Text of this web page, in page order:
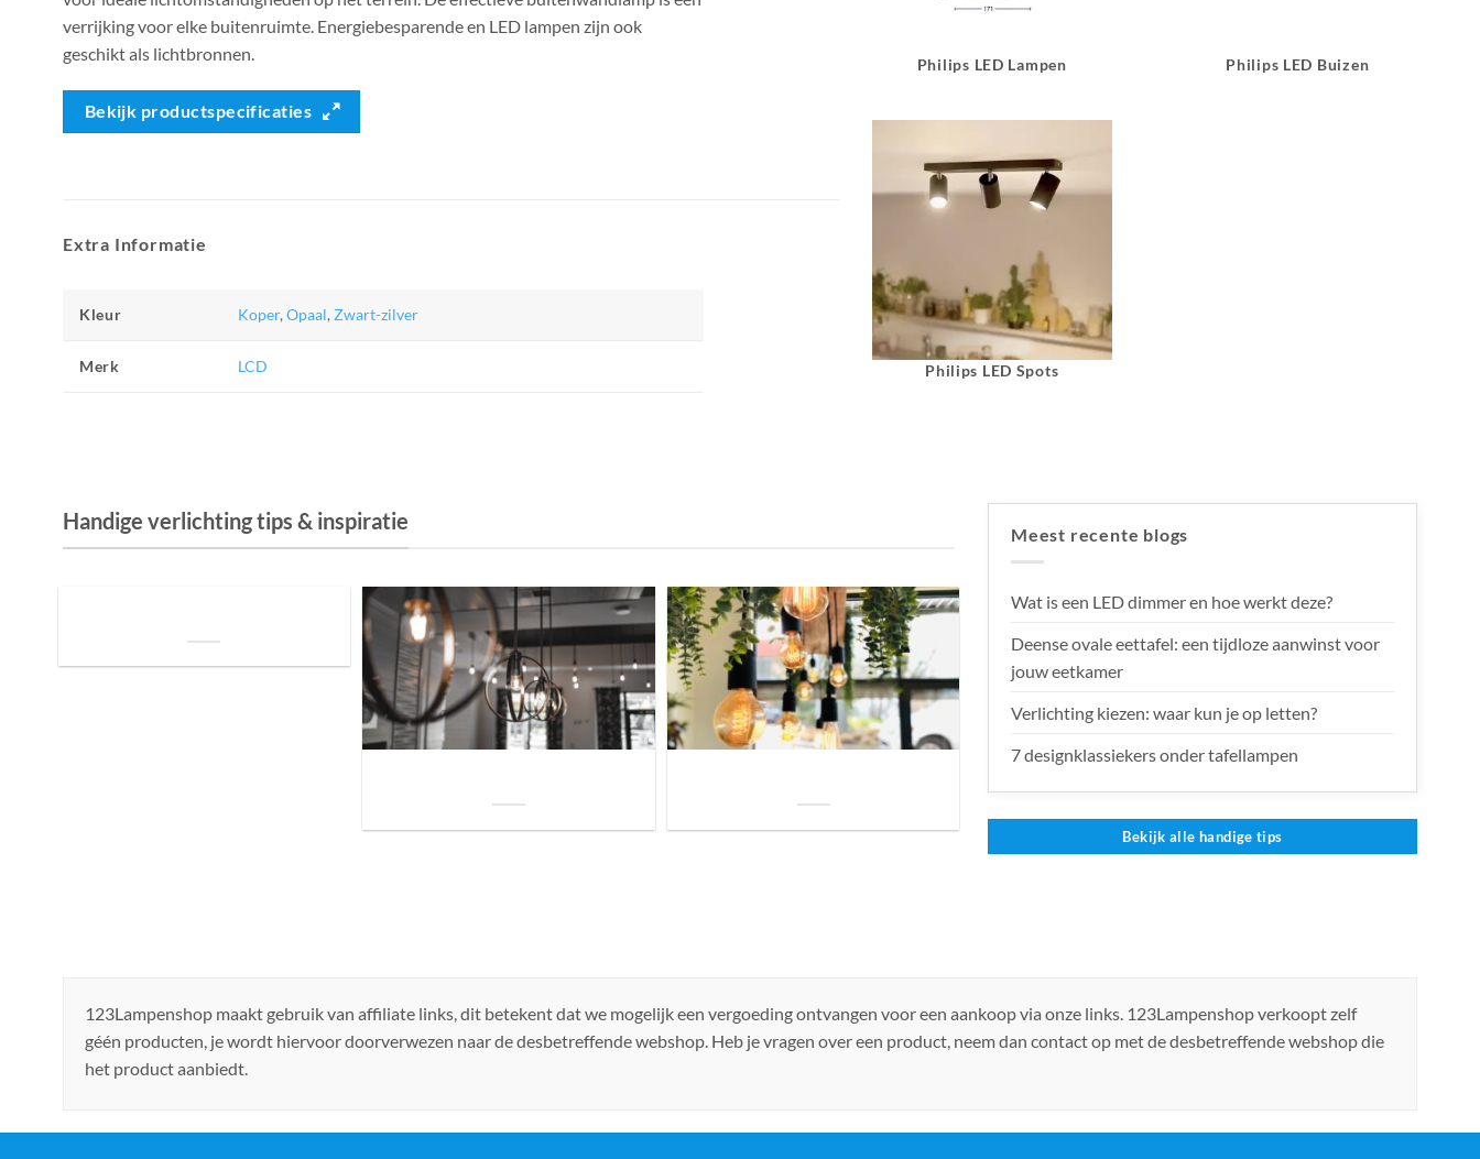
verrijking voor elke buitenruimte. Energiebesparende en LED lampen zijn ook
geschikt als lichtbronnen.
Bekijk productspecificaties
Extra Informatie
Kleur Koper,Opaal, Zwart-zilver
Merk LCD
Philips LED Lampen Philips LED Buizen
Philips LED Spots
Handige verlichting tips & inspiratie
Meest recente blogs
Wat is een LED dimmer en hoe werkt deze?
Deense ovale eettafel: een tijdloze aanwinst voor
jouw eetkamer
Verlichting kiezen: waar kun je op letten?
7 designklassiekers onder tafellampen
Bekijk alle handige tips
123Lampenshop maakt gebruik van affiliate links, dit betekent dat we mogelijk een vergoeding ontvangen voor een aankoop via onze links. 123Lampenshop verkoopt zelf
géén producten, je wordt hiervoor doorverwezen naar de desbetreffende webshop. Heb je vragen over een product, neem dan contact op met de desbetreffende webshop die
het product aanbiedt.